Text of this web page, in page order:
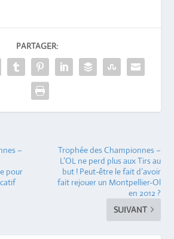
PARTAGER:
–
pour
Trophée des Championnes –
L’OL ne perd plus aux Tirs au
but ! Peut-être le fait d’avoir
fait rejouer un Montpellier-Ol
en 2012 ?
SUIVANT